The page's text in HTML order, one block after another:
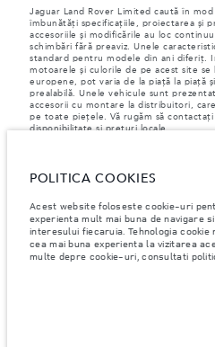
Jaguar Land Rover Limited caută în
îmbunătăți specificațiile, proiectarea și
accesoriile și modificările au loc
schimbări fără preaviz. Unele
standard pentru modele din ani diferiț.
motoarele și culorile de pe acest site se
europene, pot varia de la piață la piață
prealabilă. Unele vehicule sunt
accesorii cu montare la distribuitori,
pe toate piețele. Vă rugăm să
disponibilitate și prețuri locale.
vehiculele înmatriculate la sau după 1
392/2021. Datele transmise au legatură
pentru autovehicule PHEV, se vor
distanța parcursă. Pentru mai multe
regulamentul publicat pesite-ul UE. Vă
specifice vehiculului dumneavoastră
furnizându-ne VIN-ul vehiculului
POLITICA COOKIES
Acest website foloseste cookie-uri
experienta mult mai buna de navigare
interesului fiecaruia. Tehnologia
cea mai buna experienta la vizitarea
multe depre cookie-uri, consultati